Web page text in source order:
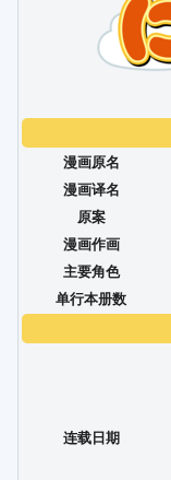
漫画原名
漫画译名
原案
漫画作画
主要角色
单行本册数
连载日期